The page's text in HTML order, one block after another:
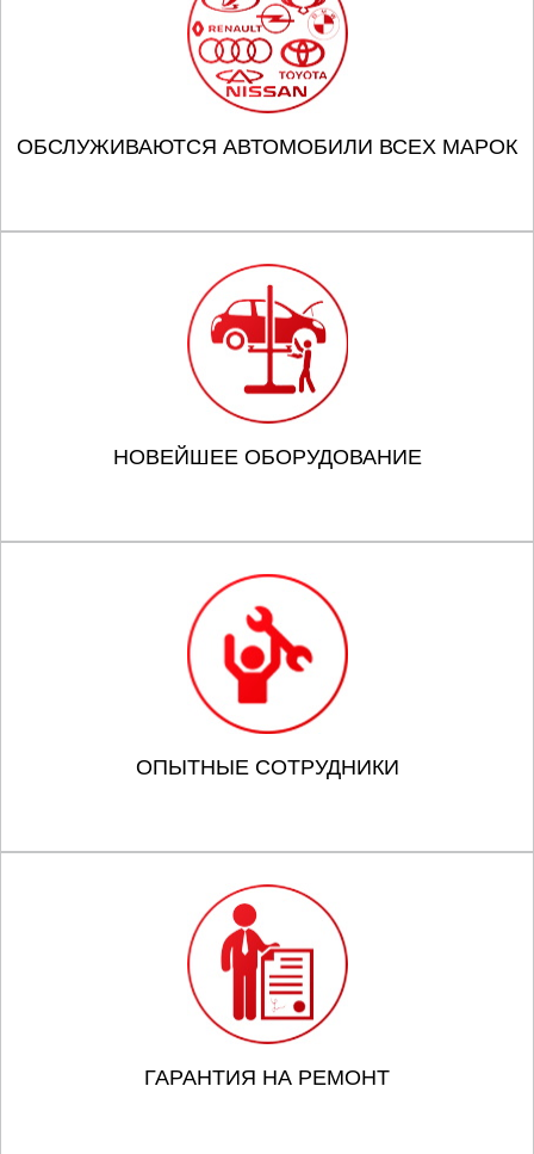
ОБСЛУЖИВАЮТСЯ АВТОМОБИЛИ ВСЕХ МАРОК
НОВЕЙШЕЕ ОБОРУДОВАНИЕ
ОПЫТНЫЕ СОТРУДНИКИ
ГАРАНТИЯ НА РЕМОНТ